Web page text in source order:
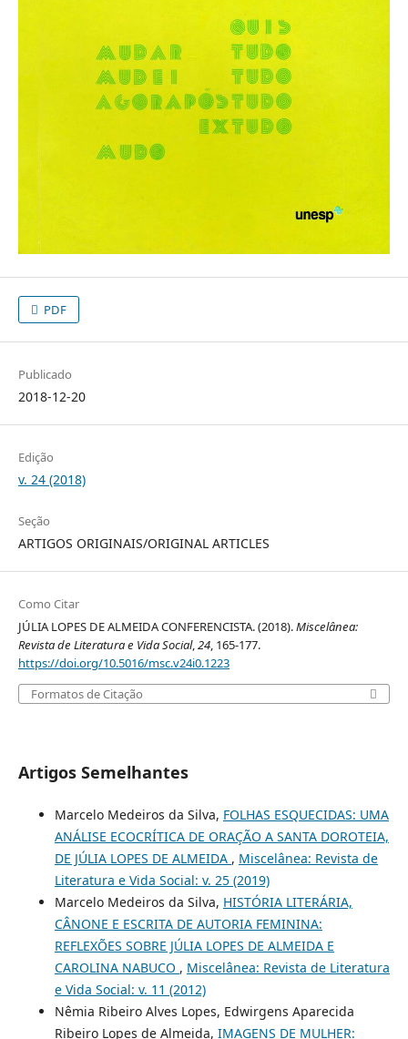
PDF
Publicado
2018-12-20
Edição
v. 24 (2018)
Seção
ARTIGOS ORIGINAIS/ORIGINAL ARTICLES
Como Citar
JÚLIA LOPES DE ALMEIDA CONFERENCISTA. (2018).Miscelânea:
Revista de Literatura e Vida Social,24, 165-177.
https://doi.org/10.5016/msc.v24i0.1223
Formatos de Citação
Artigos Semelhantes
Marcelo Medeiros da Silva, FOLHAS ESQUECIDAS: UMA
ANÁLISE ECOCRÍTICA DE ORAÇÃO A SANTA DOROTEIA,
DE JÚLIA LOPES DE ALMEIDA , Miscelânea: Revista de
Literatura e Vida Social: v. 25 (2019)
Marcelo Medeiros da Silva, HISTÓRIA LITERÁRIA,
CÂNONE E ESCRITA DE AUTORIA FEMININA:
REFLEXÕES SOBRE JÚLIA LOPES DE ALMEIDA E
CAROLINA NABUCO , Miscelânea: Revista de Literatura
e Vida Social: v. 11 (2012)
Nêmia Ribeiro Alves Lopes, Edwirgens Aparecida
Ribeiro Lopes de Almeida, IMAGENS DE MULHER: